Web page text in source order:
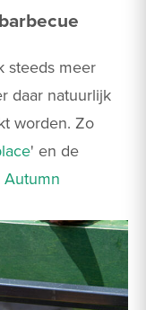
steeds meer
daar natuurlijk
worden. Zo
' en de
Autumn